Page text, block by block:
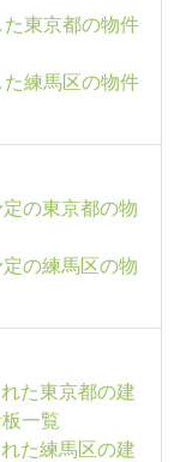
東京都の物件
練馬区の物件
の東京都の物
の練馬区の物
た東京都の建
一覧
た練馬区の建